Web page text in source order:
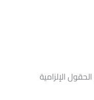
الحقول الإلزامية